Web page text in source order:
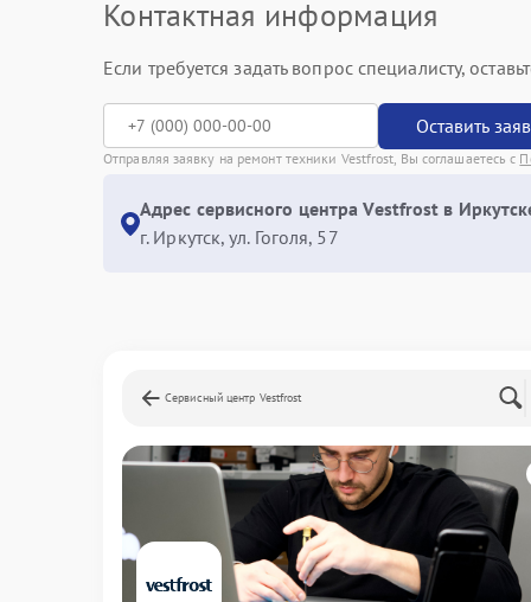
Контактная информация
Если требуется задать вопрос специалисту,
Оставить
Отправляя заявку на ремонт техники Vestfrost, Вы соглашаетесь с
Адрес сервисного центра Vestfrost в
г. Иркутск, ул. ​Гоголя, 57
Сервисный центр Vestfrost